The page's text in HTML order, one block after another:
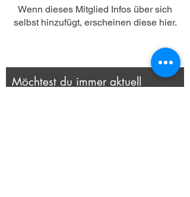
Wenn dieses Mitglied Infos über sich
selbst hinzufügt, erscheinen diese hier.
Möchtest du immer aktuell